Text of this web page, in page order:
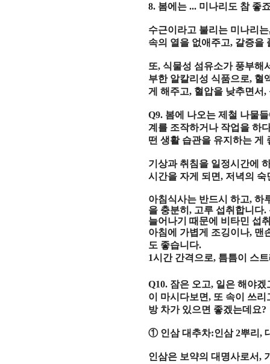
8. 봄에는... 미나리도 참 좋
수근이라고 불리는 미나리는
속의 열을 없애주고, 갈증을
또, 식물성 섬유소가 풍부해
부한 알칼리성 식품으로, 혈
게 해주고, 혈압을 낮추면서,
Q9. 봄에 나오는 제철 나물
계를 조작하거나 작업을 하
떤 생활 습관을 유지하는 게
기상과 취침을 일정시간에
시간을 자게 되면, 저녁의 숙
아침식사는 반드시 하고,하
을 충분히, 고루 섭취합니다.
늘어나기 때문에 비타민 섭
아침에 가볍게 조깅이나, 맨
도 좋습니다.
1시간 간격으로, 틈틈이 스
Q10. 잠은 오고, 일은 해야겠
이 마시다보면, 또 속이 쓰리
방 차가 있으면 좋겠는데요?
① 인삼 대추차:인삼2뿌리,
인삼은 보약의 대명사로서,